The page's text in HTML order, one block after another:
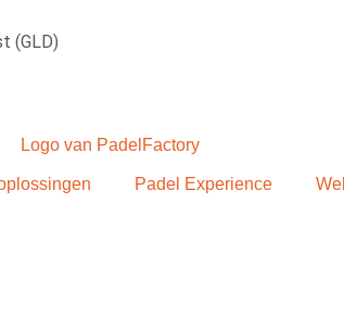
(GLD)
Padel Experience